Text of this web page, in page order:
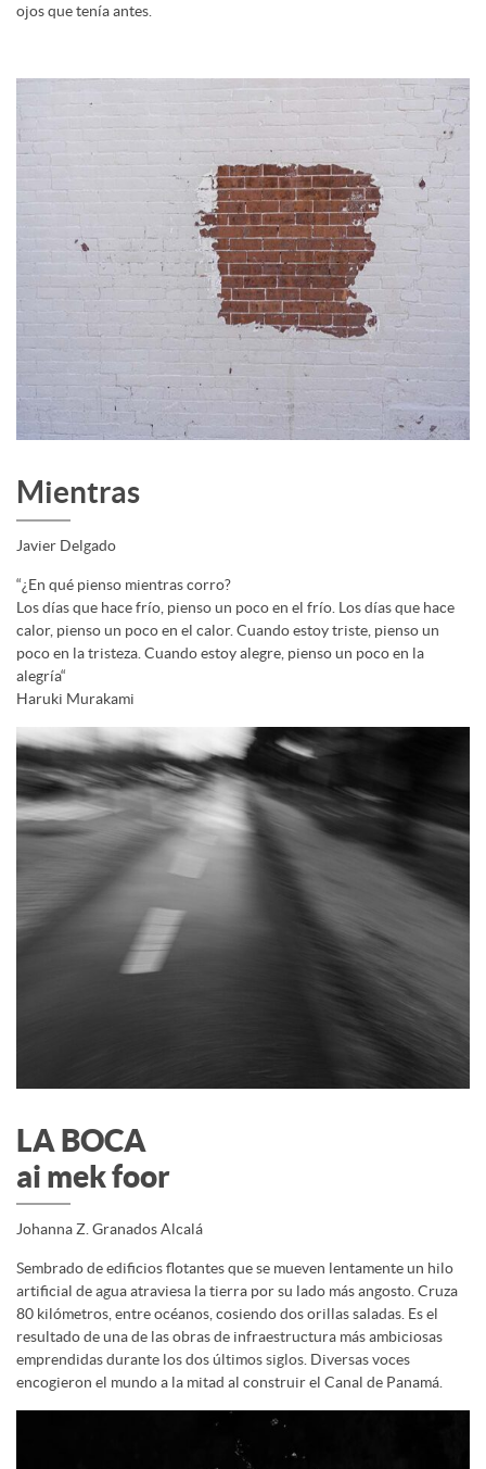
ojos que tenía antes.
Mientras
Javier Delgado
“¿En qué pienso mientras corro?
Los días que hace frío, pienso un poco en el frío. Los días que hace
calor, pienso un poco en el calor. Cuando estoy triste, pienso un
poco en la tristeza. Cuando estoy alegre, pienso un poco en la
alegría“
Haruki Murakami
LA BOCA
ai mek foor
Johanna Z. Granados Alcalá
Sembrado de edificios flotantes que se mueven lentamente un hilo
artificial de agua atraviesa la tierra por su lado más angosto. Cruza
80 kilómetros, entre océanos, cosiendo dos orillas saladas. Es el
resultado de una de las obras de infraestructura más ambiciosas
emprendidas durante los dos últimos siglos. Diversas voces
encogieron el mundo a la mitad al construir el Canal de Panamá.